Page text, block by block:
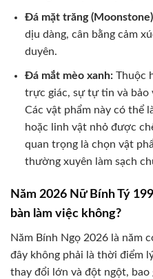
Đá mặt trăng
dịu dàng, cân bằng cảm
duyên.
Đá mắt mèo xanh:Thuộc
trực giác, sự tự tin và bảo
Các vật phẩm này có thể
hoặc linh vật nhỏ được
quan trọng là chọn vật
thường xuyên làm sạch
Năm 2026 Nữ Bính Tý
bàn làm việc không?
Năm Bính Ngọ 2026 là năm
đây không phải là thời điểm
thay đổi lớn và đột ngột,